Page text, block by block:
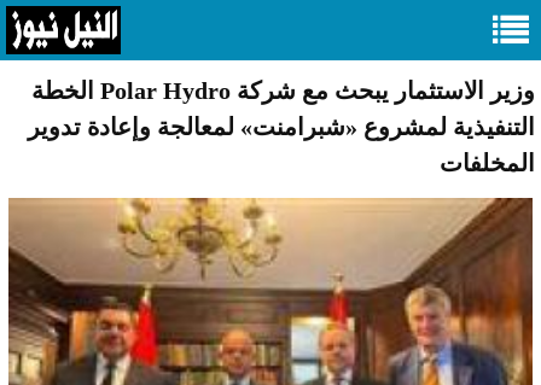
وزير الاستثمار يبحث مع شركة Polar Hydro الخطة
التنفيذية لمشروع «شبرامنت» لمعالجة وإعادة تدوير
المخلفات